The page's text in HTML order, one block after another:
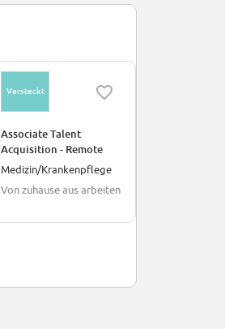
Versteckt
Associate Talent
Acquisition - Remote
India based ( 6-Month
Medizin/Krankenpflege
Von zuhause aus arbeiten